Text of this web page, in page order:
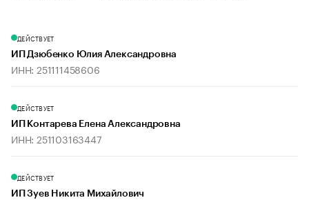
ДЕЙСТВУЕТ
ИП Дзюбенко Юлия Александровна
ИНН: 251111458606
ДЕЙСТВУЕТ
ИП Контарева Елена Александровна
ИНН: 251103163447
ДЕЙСТВУЕТ
ИП Зуев Никита Михайлович